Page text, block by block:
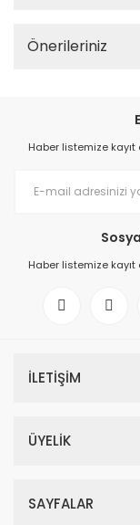
Önerileriniz
Haber listemize
Haber listemize
İLETİŞİM
ÜYELİK
SAYFALAR